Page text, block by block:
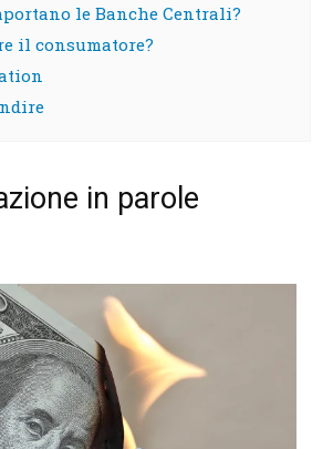
le Banche Centrali?
il consumatore?
in parole